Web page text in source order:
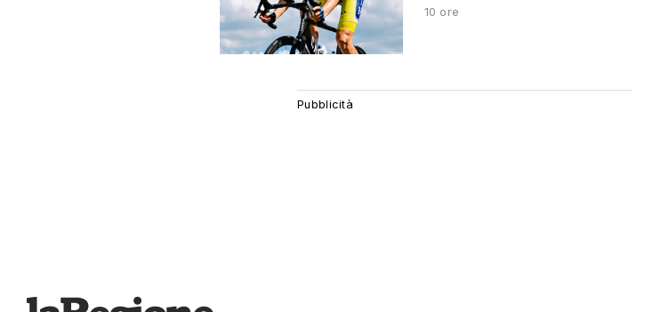
10 ore